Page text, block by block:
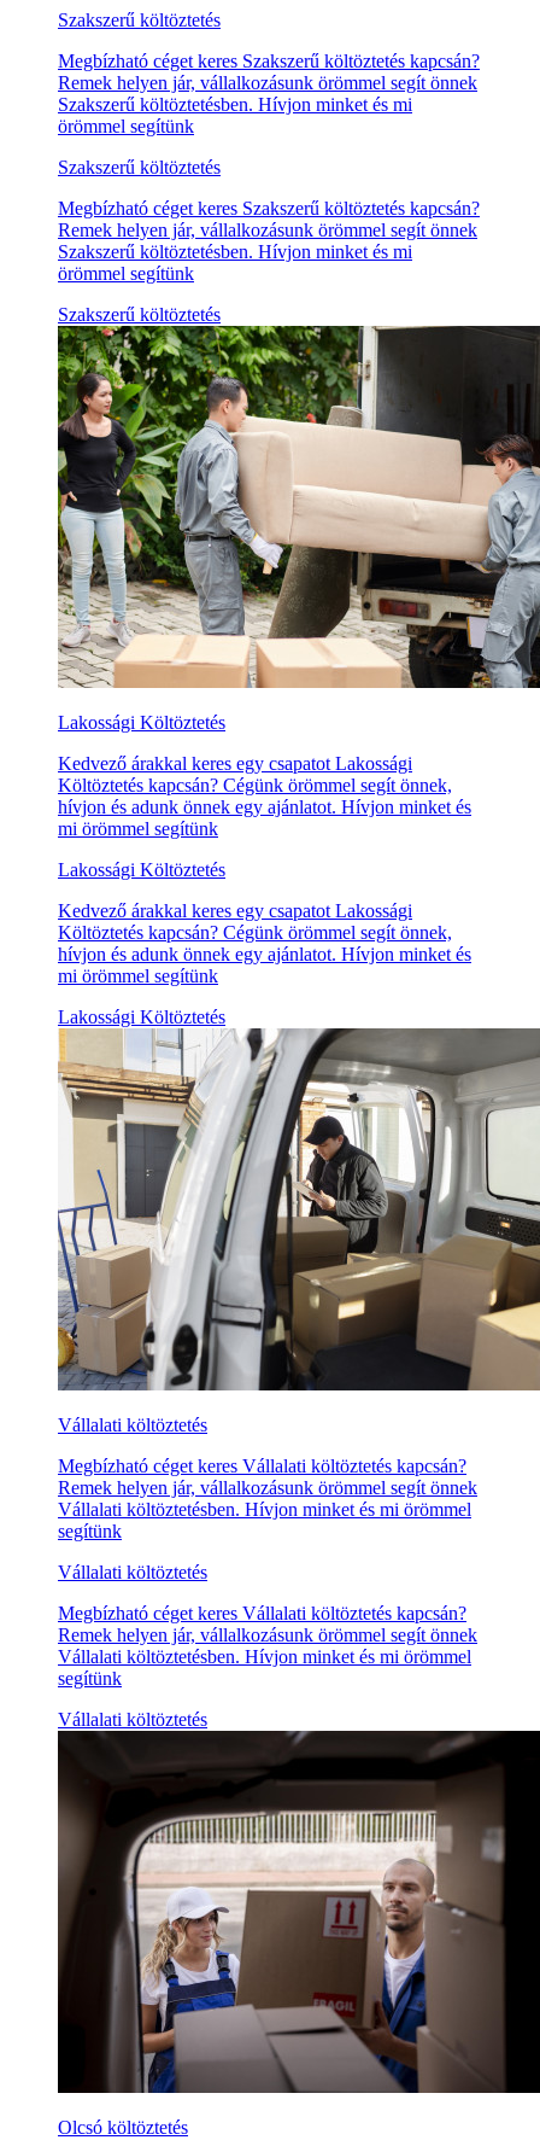
Szakszerű költöztetés
Megbízható céget keres Szakszerű költöztetés kapcsán?
Remek helyen jár, vállalkozásunk örömmel segít önnek
Szakszerű költöztetésben. Hívjon minket és mi
örömmel segítünk
Szakszerű költöztetés
Megbízható céget keres Szakszerű költöztetés kapcsán?
Remek helyen jár, vállalkozásunk örömmel segít önnek
Szakszerű költöztetésben. Hívjon minket és mi
örömmel segítünk
Szakszerű költöztetés
Lakossági Költöztetés
Kedvező árakkal keres egy csapatot Lakossági
Költöztetés kapcsán? Cégünk örömmel segít önnek,
hívjon és adunk önnek egy ajánlatot. Hívjon minket és
mi örömmel segítünk
Lakossági Költöztetés
Kedvező árakkal keres egy csapatot Lakossági
Költöztetés kapcsán? Cégünk örömmel segít önnek,
hívjon és adunk önnek egy ajánlatot. Hívjon minket és
mi örömmel segítünk
Lakossági Költöztetés
Vállalati költöztetés
Megbízható céget keres Vállalati költöztetés kapcsán?
Remek helyen jár, vállalkozásunk örömmel segít önnek
Vállalati költöztetésben. Hívjon minket és mi örömmel
segítünk
Vállalati költöztetés
Megbízható céget keres Vállalati költöztetés kapcsán?
Remek helyen jár, vállalkozásunk örömmel segít önnek
Vállalati költöztetésben. Hívjon minket és mi örömmel
segítünk
Vállalati költöztetés
Olcsó költöztetés